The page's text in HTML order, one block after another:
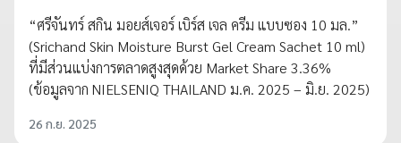
“ศรีจันทร์ สกิน มอยส์เจอร์ เบิร์ส เจล ครีม แบบซอง 10 มล.”
(Srichand Skin Moisture Burst Gel Cream Sachet 10 ml)
ที่มีส่วนแบ่งการตลาดสูงสุดด้วย Market Share 3.36%
(ข้อมูลจาก NIELSENIQ THAILAND ม.ค. 2025 – มิ.ย. 2025)
26 ก.ย. 2025